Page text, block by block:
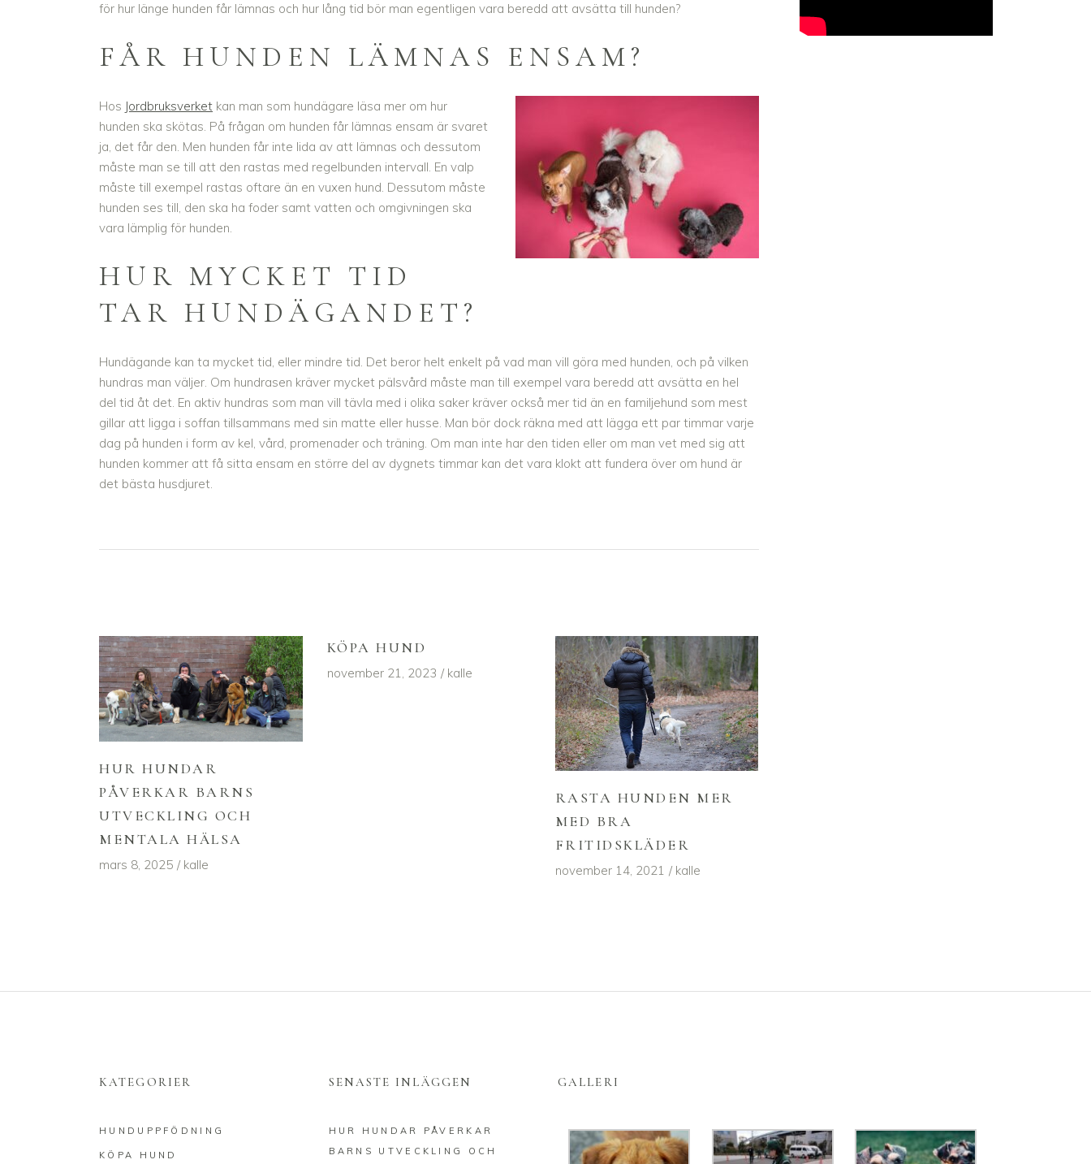
för hur länge hunden får lämnas och hur lång tid bör man egentligen vara beredd att avsätta till hunden?
FÅR HUNDEN LÄMNAS ENSAM?
Hos Jordbruksverket kan man som hundägare läsa mer om hur
hunden ska skötas. På frågan om hunden får lämnas ensam är svaret
ja, det får den. Men hunden får inte lida av att lämnas och dessutom
måste man se till att den rastas med regelbunden intervall. En valp
måste till exempel rastas oftare än en vuxen hund. Dessutom måste
hunden ses till, den ska ha foder samt vatten och omgivningen ska
vara lämplig för hunden.
HUR MYCKET TID
TAR HUNDÄGANDET?
Hundägande kan ta mycket tid, eller mindre tid. Det beror helt enkelt på vad man vill göra med hunden, och på vilken
hundras man väljer. Om hundrasen kräver mycket pälsvård måste man till exempel vara beredd att avsätta en hel
del tid åt det. En aktiv hundras som man vill tävla med i olika saker kräver också mer tid än en familjehund som mest
gillar att ligga i soffan tillsammans med sin matte eller husse. Man bör dock räkna med att lägga ett par timmar varje
dag på hunden i form av kel, vård, promenader och träning. Om man inte har den tiden eller om man vet med sig att
hunden kommer att få sitta ensam en större del av dygnets timmar kan det vara klokt att fundera över om hund är
det bästa husdjuret.
HUR HUNDAR
PÅVERKAR BARNS
UTVECKLING OCH
MENTALA HÄLSA
mars 8, 2025 kalle
KÖPA HUND
november 21, 2023 kalle
RASTA HUNDEN MER
MED BRA
FRITIDSKLÄDER
november 14, 2021 kalle
KATEGORIER
HUNDUPPFÖDNING
KÖPA HUND
SENASTE INLÄGGEN
HUR HUNDAR PÅVERKAR
BARNS UTVECKLING OCH
GALLERI